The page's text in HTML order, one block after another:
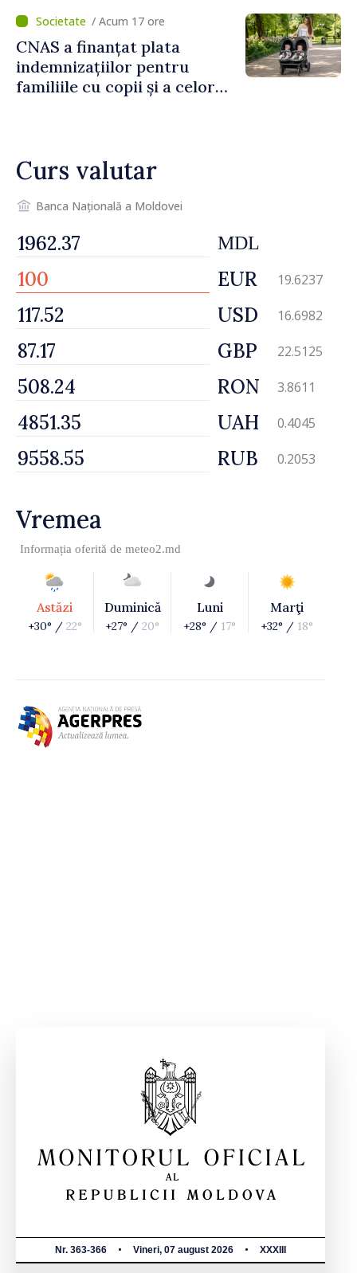
despre parcursul european
al Republicii Moldova.
/ Acum 17 ore
CNAS a finanțat plata
indemnizațiilor pentru
familiile cu copii și a celor
Curs valutar
Banca Națională a Moldovei
MDL
EUR 19.6237
USD 16.6982
GBP 22.5125
RON 3.8611
UAH 0.4045
RUB 0.2053
Vremea
Informația oferită de meteo2.md
Astăzi
+30° / 22°
Duminică
+27° / 20°
Luni
+28° / 17°
Marţi
+32° / 18°
Nr. 363-366 Vineri, 07 august 2026 XXXIII